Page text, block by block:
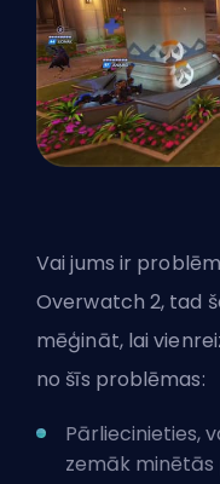
Vai jums ir
Overwatch 2, tad
mēģināt, lai
no šīs problēmas:
Pārliecinieties,
zemāk minētās